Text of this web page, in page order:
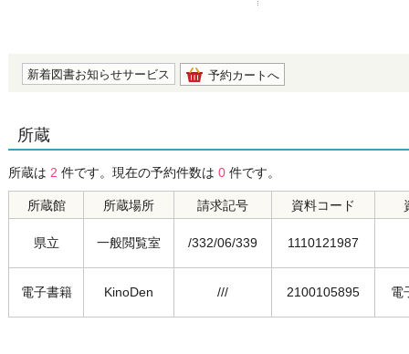
新着図書お知らせサービス 予約カートへ
所蔵
所蔵は 2 件です。現在の予約件数は 0 件です。
所蔵館 所蔵場所 請求記号 資料コード
県立 一般閲覧室 /332/06/339 1110121987
電子書籍 KinoDen /// 2100105895 電